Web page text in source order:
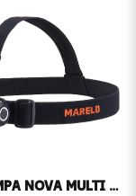
PANNLAMPA NOVA MULTI 1200 RE